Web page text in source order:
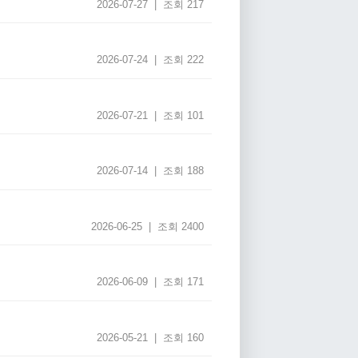
2026-07-27 | 조회 217
2026-07-24 | 조회 222
2026-07-21 | 조회 101
2026-07-14 | 조회 188
2026-06-25 | 조회 2400
2026-06-09 | 조회 171
2026-05-21 | 조회 160